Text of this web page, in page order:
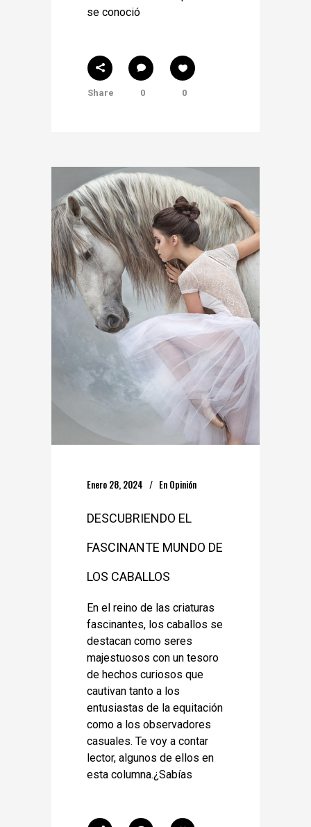
se conoció
Share 0 0
Enero 28, 2024 En Opinión
DESCUBRIENDO EL
FASCINANTE MUNDO DE
LOS CABALLOS
En el reino de las criaturas
fascinantes, los caballos se
destacan como seres
majestuosos con un tesoro
de hechos curiosos que
cautivan tanto a los
entusiastas de la equitación
como a los observadores
casuales. Te voy a contar
lector, algunos de ellos en
esta columna.¿Sabías